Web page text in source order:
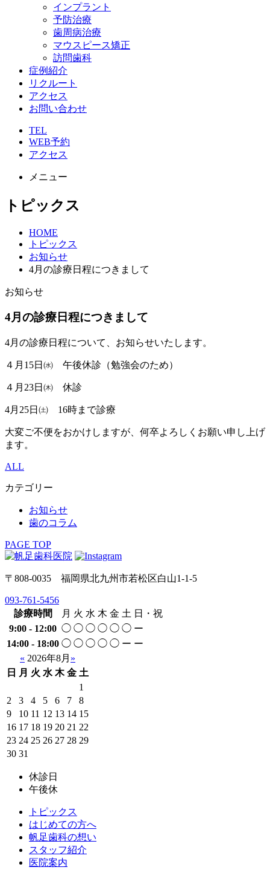
インプラント
予防治療
歯周病治療
マウスピース矯正
訪問歯科
症例紹介
リクルート
アクセス
お問い合わせ
TEL
WEB予約
アクセス
メニュー
トピックス
HOME
トピックス
お知らせ
4月の診療日程につきまして
お知らせ
4月の診療日程につきまして
4月の診療日程について、お知らせいたします。
４月15日㈬ 午後休診（勉強会のため）
４月23日㈭ 休診
4月25日㈯ 16時まで診療
大変ご不便をおかけしますが、何卒よろしくお願い申し上げ
ます。
ALL
カテゴリー
お知らせ
歯のコラム
PAGE TOP
〒808-0035 福岡県北九州市若松区白山1-1-5
093-761-5456
診療時間
月 火 水 木 金 土 日・祝
9:00 - 12:00 ◯ ◯ ◯ ◯ ◯ ◯ ー
14:00 - 18:00 ◯ ◯ ◯ ◯ ◯ ー ー
« 2026年8月 »
日
月 火 水 木 金 土
1
2
3 4 5 6 7
8
9
10 11 12 13 14 15
16 17 18 19 20 21 22
23 24 25 26 27 28 29
30 31
休診日
午後休
トピックス
はじめての方へ
帆足歯科の想い
スタッフ紹介
医院案内